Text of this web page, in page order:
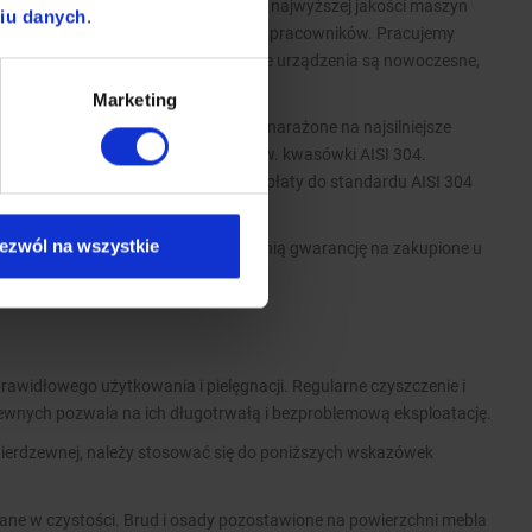
danych.
Marketing
na wszystkie
realizowana jest z pomocą naszych najwyższej jakości maszyn
i doświadczonych pracowników. Pracujemy
i krajowych marek. Wszystkie urządzenia są nowoczesne,
nierdzewnej AISI 430, a elementy narażone na najsilniejsze
ze stali nierdzewnej tzw. kwasówki AISI 304.
wykonane z tego materiału, dopłaty do standardu AISI 304
w standardzie oferujemy 2-letnią gwarancję na zakupione u
użytkowania i pielęgnacji. Regularne czyszczenie i
pozwala na ich długotrwałą i bezproblemową eksploatację.
należy stosować się do poniższych wskazówek
w czystości. Brud i osady pozostawione na powierzchni mebla